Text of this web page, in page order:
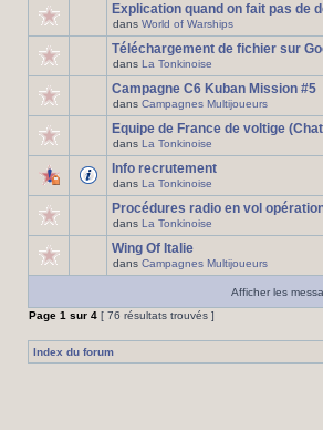
Explication quand on fait pas de
dans World of Warships
Téléchargement de fichier sur
dans La Tonkinoise
Campagne C6 Kuban Mission #5
dans Campagnes Multijoueurs
Equipe de France de voltige
dans La Tonkinoise
Info recrutement
dans La Tonkinoise
Procédures radio en vol
dans La Tonkinoise
Wing Of Italie
dans Campagnes Multijoueurs
Afficher les
Page 1 sur 4 [ 76 résultats trouvés ]
Index du forum